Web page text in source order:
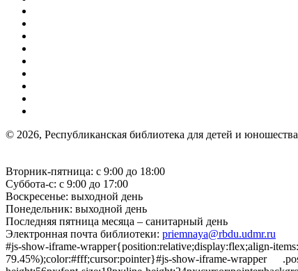
© 2026, Республиканская библиотека для детей и
Вторник-пятница: с 9:00 до 18:00
Суббота-с: с 9:00 до 17:00
Воскресенье: выходной день
Понедельник: выходной день
Последняя пятница месяца – санитарный день
Электронная почта библиотеки: priemnaya@rbdu.udmr.ru
#js-show-iframe-wrapper{position:relative;display:flex;align-
79.45%);color:#fff;cursor:pointer}#js-show-iframe-wrapper